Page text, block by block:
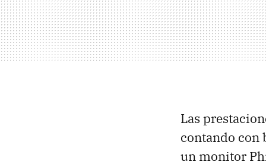
Las
contando con
un monitor